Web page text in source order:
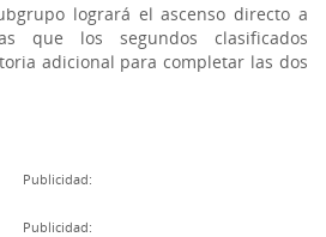
logrará el ascenso directo a
que los segundos clasificados
adicional para completar las dos
Publicidad:
Publicidad: